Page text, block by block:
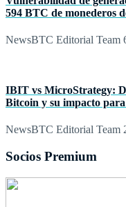
594 BTC de monederos
NewsBTC Editorial Team
IBIT vs MicroStrategy:
Bitcoin y su impacto
NewsBTC Editorial Team
Socios Premium